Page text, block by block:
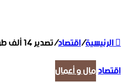
الرئيسية/اقتصاد/تصدير 14 ألف طن من الفوسفات السوري إلى مصر
اقتصادمال و أعمال